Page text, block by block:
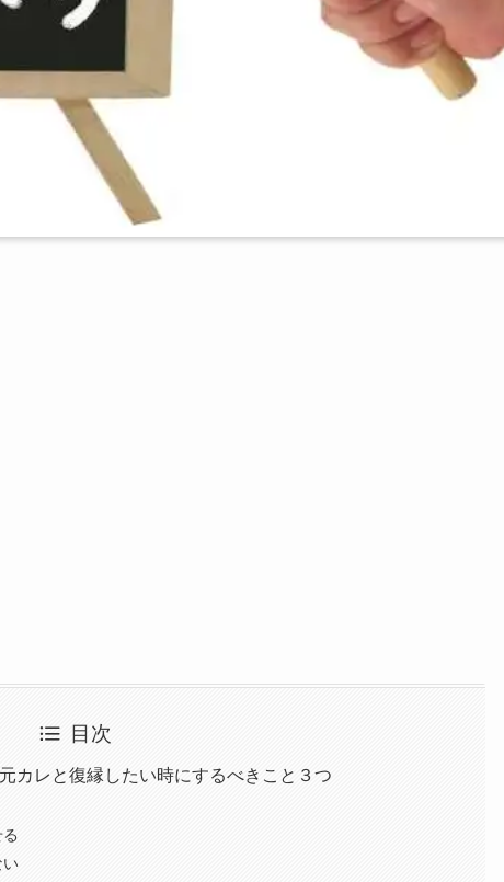
目次
カレと復縁したい時にするべきこと３つ
い